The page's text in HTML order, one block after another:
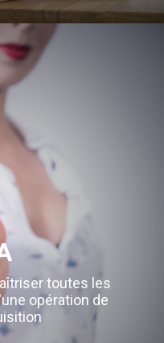
toutes les
opération de